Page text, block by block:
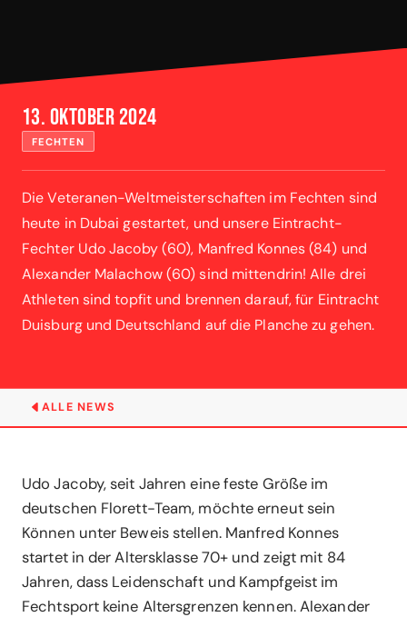
13. Oktober 2024
FECHTEN
Die Veteranen-Weltmeisterschaften im Fechten sind
heute in Dubai gestartet, und unsere Eintracht-
Fechter Udo Jacoby (60), Manfred Konnes (84) und
Alexander Malachow (60) sind mittendrin! Alle drei
Athleten sind topfit und brennen darauf, für Eintracht
Duisburg und Deutschland auf die Planche zu gehen.
ALLE NEWS
Udo Jacoby, seit Jahren eine feste Größe im
deutschen Florett-Team, möchte erneut sein
Können unter Beweis stellen. Manfred Konnes
startet in der Altersklasse 70+ und zeigt mit 84
Jahren, dass Leidenschaft und Kampfgeist im
Fechtsport keine Altersgrenzen kennen. Alexander